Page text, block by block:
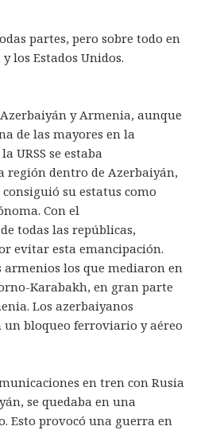
partes, pero sobre todo en
los Estados Unidos.
y Armenia, aunque
de las mayores en la
URSS se estaba
región dentro de Azerbaiyán,
consiguió su estatus como
Con el
todas las repúblicas,
evitar esta emancipación.
armenios los que mediaron en
Karabakh, en gran parte
Los azerbaiyanos
bloqueo ferroviario y aéreo
en tren con Rusia
se quedaba en una
Esto provocó una guerra en